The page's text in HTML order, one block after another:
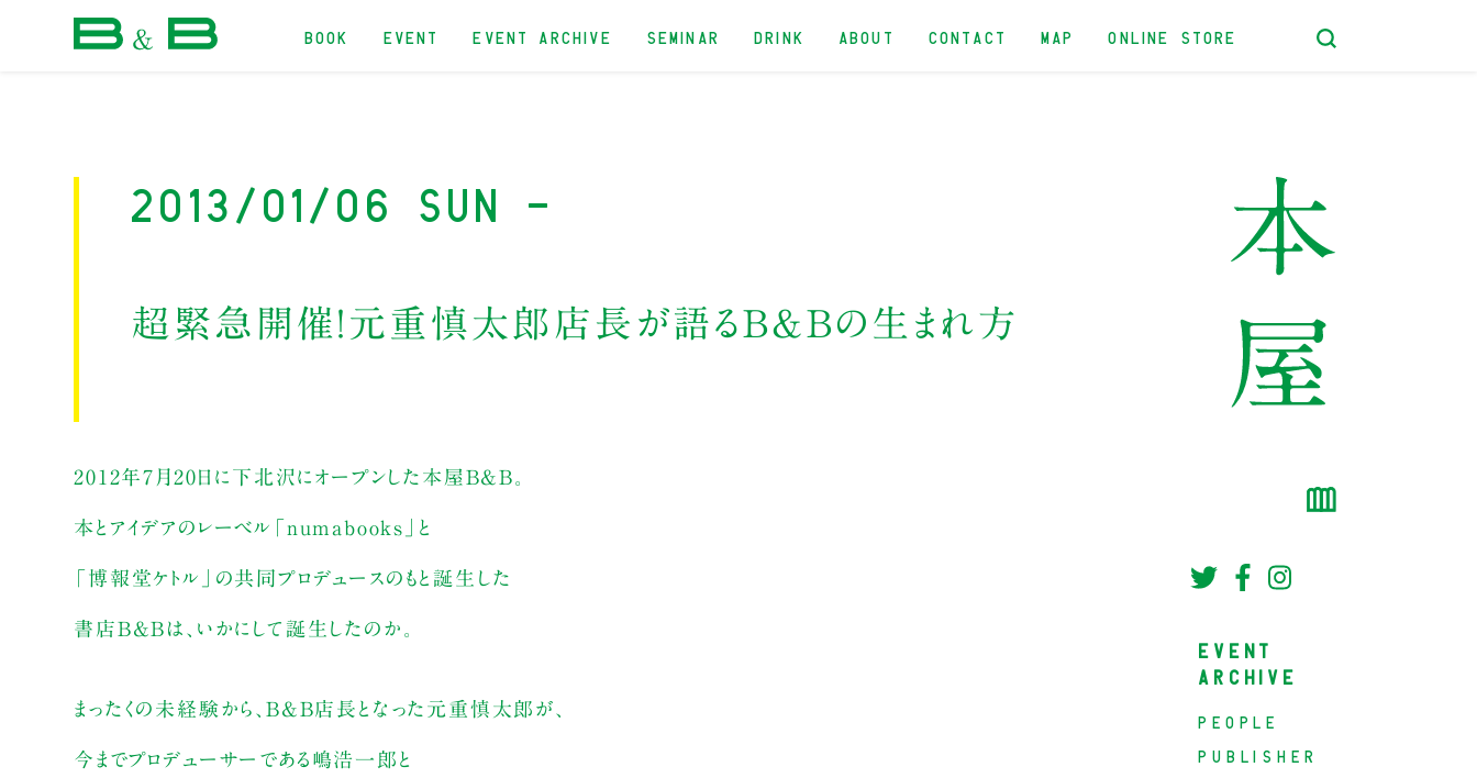
BOOK EVENT EVENT ARCHIVE SEMINAR DRINK ABOUT CONTACT MAP ONLINE STORE
2013/01/06 Sun -
超緊急開催！元重慎太郎店長が語るB&Bの生まれ方
2012年7月20日に下北沢にオープンした本屋B&B。
本とアイデアのレーベル「numabooks」と
「博報堂ケトル」の共同プロデュースのもと誕生した
書店B&Bは、いかにして誕生したのか。
まったくの未経験から、B&B店長となった元重慎太郎が、
今までプロデューサーである嶋浩一郎と
EVENT
ARCHIVE
PEOPLE
PUBLISHER